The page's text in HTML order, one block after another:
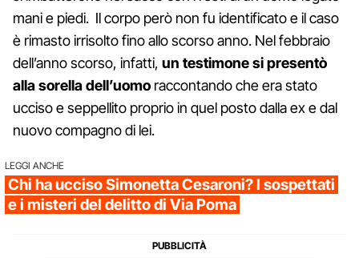
mani e piedi. Il corpo però non fu identificato e il caso
è rimasto irrisolto fino allo scorso anno. Nel febbraio
dell’anno scorso, infatti, un testimone si presentò
alla sorella dell’uomo raccontando che era stato
ucciso e seppellito proprio in quel posto dalla ex e dal
nuovo compagno di lei.
LEGGI ANCHE
Chi ha ucciso Simonetta Cesaroni? I sospettati
e i misteri del delitto di Via Poma